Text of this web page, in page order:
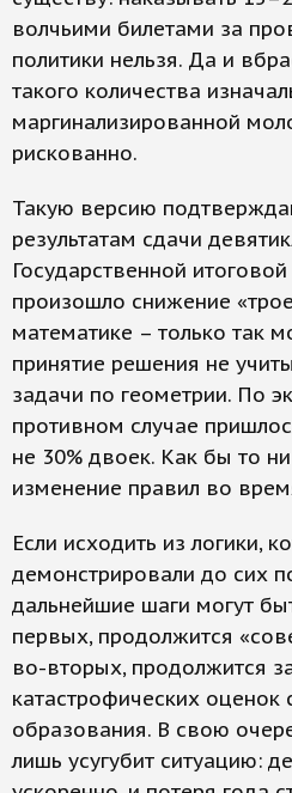
волчьими билетами за
политики нельзя. Да и
такого количества
маргинализированной
рискованно.
Такую версию
результатам сдачи
Государственной
произошло снижение
математике – только так
принятие решения не
задачи по геометрии. По
противном случае
не 30% двоек. Как бы то
изменение правил во
Если исходить из логики,
демонстрировали до сих
дальнейшие шаги могут
первых, продолжится
во-вторых, продолжится
катастрофических оценок
образования. В свою
лишь усугубит ситуацию: